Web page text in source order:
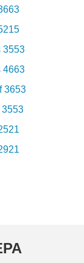
3553
4663
3653